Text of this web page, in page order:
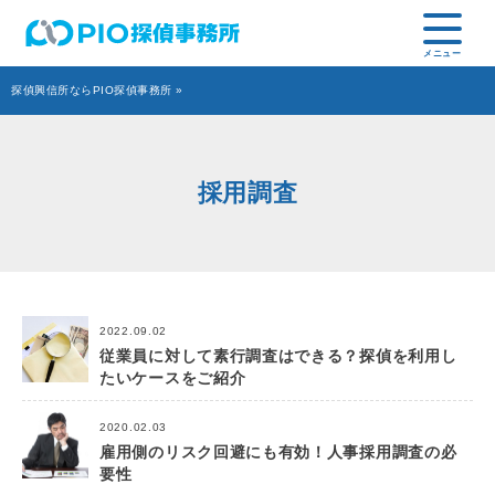
探偵興信所ならPIO探偵事務所 »
採用調査
2022.09.02
従業員に対して素行調査はできる？探偵を利用し
たいケースをご紹介
2020.02.03
雇用側のリスク回避にも有効！人事採用調査の必
要性